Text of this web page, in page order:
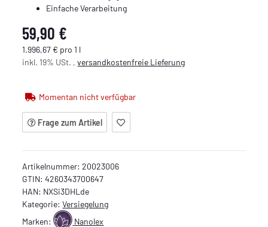
Einfache Verarbeitung
59,90 €
1.996,67 € pro 1 l
inkl. 19% USt. ,versandkostenfreie Lieferung
Momentan nicht verfügbar
Frage zum Artikel
Artikelnummer:20023006
GTIN: 4260343700647
HAN: NXSi3DHLde
Kategorie:Versiegelung
Marken:
Nanolex